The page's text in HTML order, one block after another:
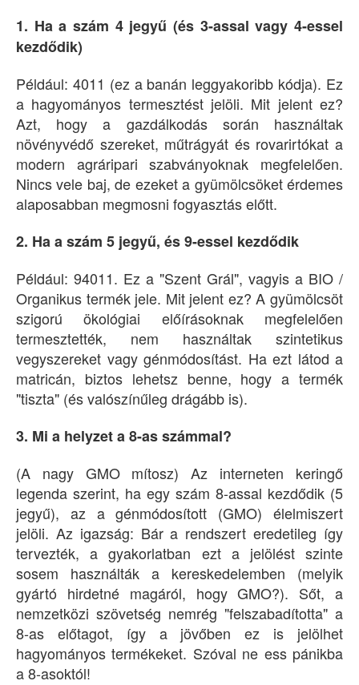
1. Ha a szám 4 jegyű (és 3-assal vagy 4-essel
kezdődik)
Például: 4011 (ez a banán leggyakoribb kódja). Ez
a hagyományos termesztést jelöli. Mit jelent ez?
Azt, hogy a gazdálkodás során használtak
növényvédő szereket, műtrágyát és rovarirtókat a
modern agráripari szabványoknak megfelelően.
Nincs vele baj, de ezeket a gyümölcsöket érdemes
alaposabban megmosni fogyasztás előtt.
2. Ha a szám 5 jegyű, és 9-essel kezdődik
Például: 94011. Ez a "Szent Grál", vagyis a BIO /
Organikus termék jele. Mit jelent ez? A gyümölcsöt
szigorú ökológiai előírásoknak megfelelően
termesztették, nem használtak szintetikus
vegyszereket vagy génmódosítást. Ha ezt látod a
matricán, biztos lehetsz benne, hogy a termék
"tiszta" (és valószínűleg drágább is).
3. Mi a helyzet a 8-as számmal?
(A nagy GMO mítosz) Az interneten keringő
legenda szerint, ha egy szám 8-assal kezdődik (5
jegyű), az a génmódosított (GMO) élelmiszert
jelöli. Az igazság: Bár a rendszert eredetileg így
tervezték, a gyakorlatban ezt a jelölést szinte
sosem használták a kereskedelemben (melyik
gyártó hirdetné magáról, hogy GMO?). Sőt, a
nemzetközi szövetség nemrég "felszabadította" a
8-as előtagot, így a jövőben ez is jelölhet
hagyományos termékeket. Szóval ne ess pánikba
a 8-asoktól!